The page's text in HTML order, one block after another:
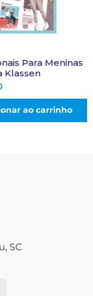
Para Meninas
Klassen
ao carrinho
SC